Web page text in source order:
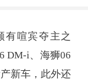
有喧宾夺主之
DM-i、海狮06
新车，此外还